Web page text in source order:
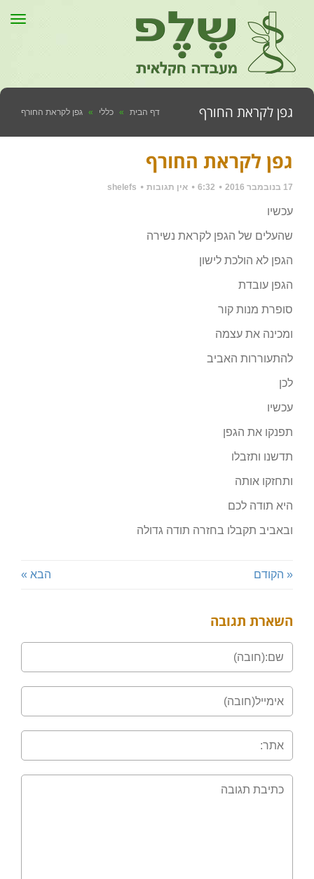
גפן לקראת החורף דף הבית » כללי » גפן לקראת החורף
גפן לקראת החורף
17 בנובמבר 2016 6:32 אין תגובות shelefs
עכשיו
שהעלים של הגפן לקראת נשירה
הגפן לא הולכת לישון
הגפן עובדת
סופרת מנות קור
ומכינה את עצמה
להתעוררות האביב
לכן
עכשיו
תפנקו את הגפן
תדשנו ותזבלו
ותחזקו אותה
היא תודה לכם
ובאביב תקבלו בחזרה תודה גדולה
« הקודם הבא »
השארת תגובה